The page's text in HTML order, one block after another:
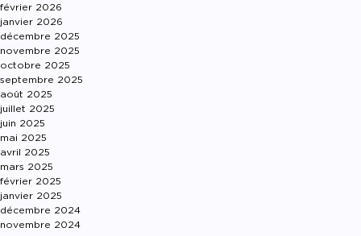
février 2026
janvier 2026
décembre 2025
novembre 2025
octobre 2025
septembre 2025
août 2025
juillet 2025
juin 2025
mai 2025
avril 2025
mars 2025
février 2025
janvier 2025
décembre 2024
novembre 2024